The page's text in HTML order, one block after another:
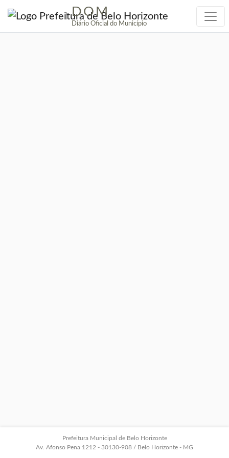
| DOM
Diário Oficial do Município
Prefeitura Municipal de Belo Horizonte
Av. Afonso Pena 1212 - 30130-908 / Belo Horizonte - MG